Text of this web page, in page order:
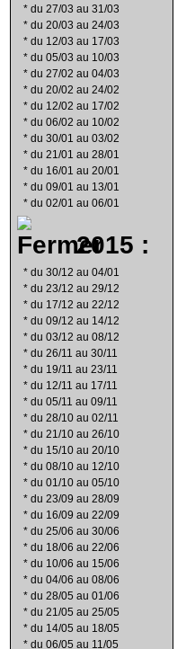
* du 27/03 au 31/03
* du 20/03 au 24/03
* du 12/03 au 17/03
* du 05/03 au 10/03
* du 27/02 au 04/03
* du 20/02 au 24/02
* du 12/02 au 17/02
* du 06/02 au 10/02
* du 30/01 au 03/02
* du 21/01 au 28/01
* du 16/01 au 20/01
* du 09/01 au 13/01
* du 02/01 au 06/01
2015 :
* du 30/12 au 04/01
* du 23/12 au 29/12
* du 17/12 au 22/12
* du 09/12 au 14/12
* du 03/12 au 08/12
* du 26/11 au 30/11
* du 19/11 au 23/11
* du 12/11 au 17/11
* du 05/11 au 09/11
* du 28/10 au 02/11
* du 21/10 au 26/10
* du 15/10 au 20/10
* du 08/10 au 12/10
* du 01/10 au 05/10
* du 23/09 au 28/09
* du 16/09 au 22/09
* du 25/06 au 30/06
* du 18/06 au 22/06
* du 10/06 au 15/06
* du 04/06 au 08/06
* du 28/05 au 01/06
* du 21/05 au 25/05
* du 14/05 au 18/05
* du 06/05 au 11/05